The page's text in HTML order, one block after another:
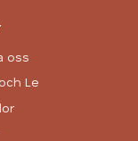
oss
Le